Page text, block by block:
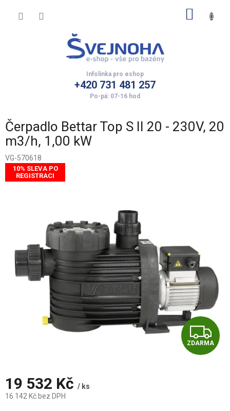
+420 731 481 257
Čerpadlo Bettar Top S II 20 - 230V, 20
m3/h, 1,00 kW
VG-570618
10% SLEVA PO
REGISTRACI
Z
D
ZDARMA
19 532 Kč / ks
16 142 Kč bez DPH